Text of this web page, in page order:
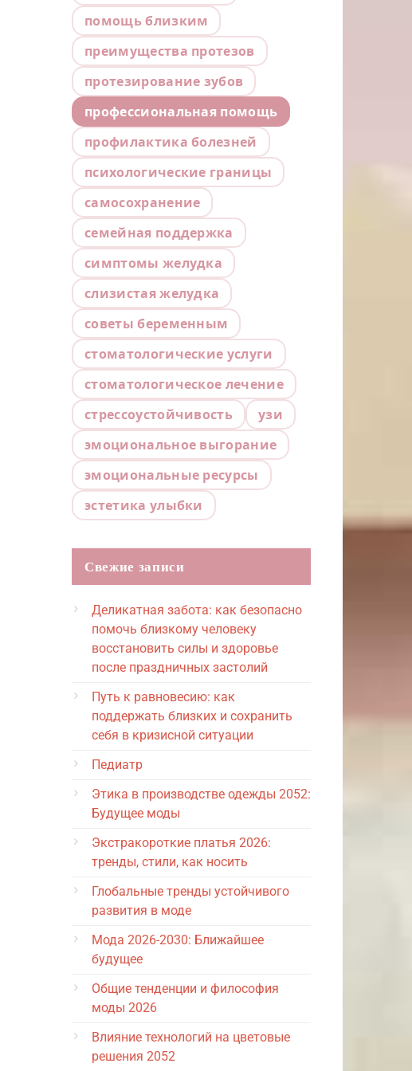
помощь близким
преимущества протезов
протезирование зубов
профессиональная помощь
профилактика болезней
психологические границы
самосохранение
семейная поддержка
симптомы желудка
слизистая желудка
советы беременным
стоматологические услуги
стоматологическое лечение
стрессоустойчивость
узи
эмоциональное выгорание
эмоциональные ресурсы
эстетика улыбки
Свежие записи
Деликатная забота: как безопасно
помочь близкому человеку
восстановить силы и здоровье
после праздничных застолий
Путь к равновесию: как
поддержать близких и сохранить
себя в кризисной ситуации
Педиатр
Этика в производстве одежды 2052:
Будущее моды
Экстракороткие платья 2026:
тренды, стили, как носить
Глобальные тренды устойчивого
развития в моде
Мода 2026-2030: Ближайшее
будущее
Общие тенденции и философия
моды 2026
Влияние технологий на цветовые
решения 2052